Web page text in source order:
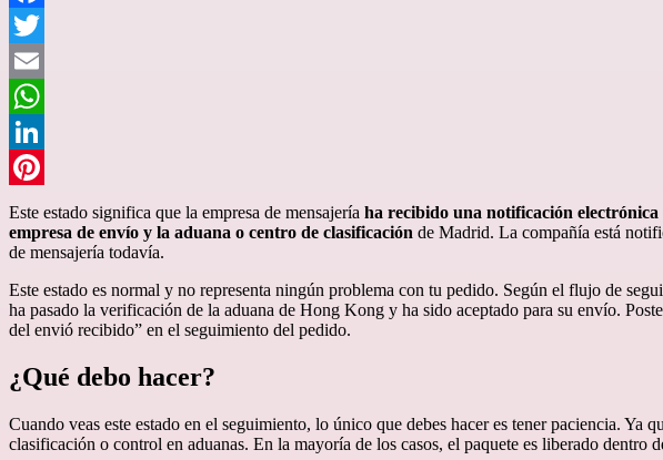
Facebook
Twitter
Email
WhatsApp
LinkedIn
Pinterest
Este estado significa que la empresa de mensajería ha recibido una notificación electrónica
empresa de envío y la aduana o centro de clasificación de Madrid. La compañía está
de mensajería todavía.
Este estado es normal y no representa ningún problema con tu pedido. Según el flujo de
ha pasado la verificación de la aduana de Hong Kong y ha sido aceptado para su envío.
del envió recibido” en el seguimiento del pedido.
¿Qué debo hacer?
Cuando veas este estado en el seguimiento, lo único que debes hacer es tener paciencia.
clasificación o control en aduanas. En la mayoría de los casos, el paquete es liberado dentro